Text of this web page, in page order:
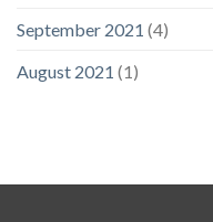
September 2021 (4)
August 2021 (1)